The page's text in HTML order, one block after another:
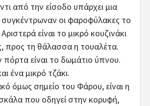
από την είσοδο υπάρχει μια
οι φαροφύλακες το
είναι το μικρό κουζινάκι
προς τη θάλασσα η τουαλέτα.
πόρτα είναι το δωμάτιο ύπνου.
ένα μικρό τζάκι.
όμως σημείο του Φάρου, είναι η
που οδηγεί στην κορυφή,